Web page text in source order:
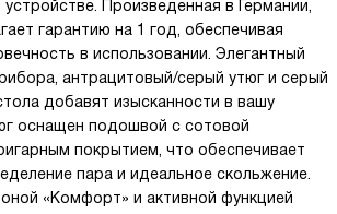
отключения, я теперь не боюсь
в доме пожар – система сама
пользуетесь ей. Вообщем, покупка
впечатление.
Произведенная в Германии,
гарантию на 1 год, обеспечивая
в использовании. Элегантный
антрацитовый/серый утюг и серый
добавят изысканности в вашу
оснащен подошвой с сотовой
покрытием, что обеспечивает
пара и идеальное скольжение.
«Комфорт» и активной функцией